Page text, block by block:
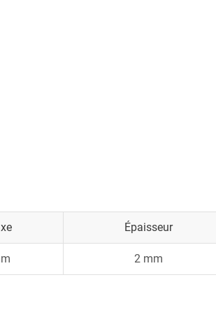
Épaisseur
2 mm